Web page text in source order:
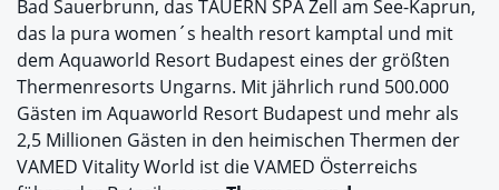
Bad Sauerbrunn, das TAUERN SPA Zell am See-Kaprun,
das la pura women´s health resort kamptal und mit
dem Aquaworld Resort Budapest eines der größten
Thermenresorts Ungarns. Mit jährlich rund 500.000
Gästen im Aquaworld Resort Budapest und mehr als
2,5 Millionen Gästen in den heimischen Thermen der
VAMED Vitality World ist die VAMED Österreichs